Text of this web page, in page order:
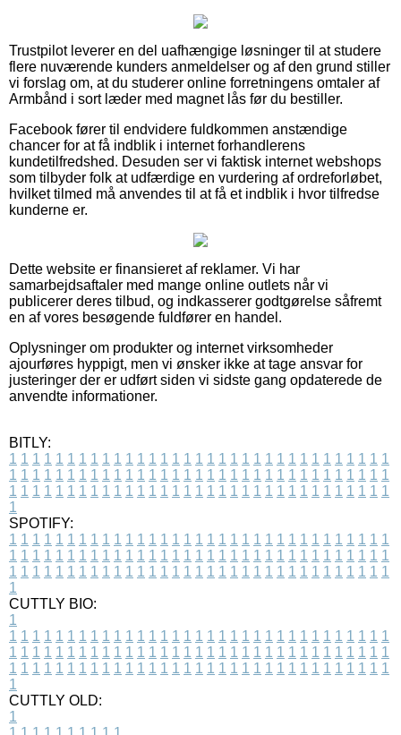
Trustpilot leverer en del uafhængige løsninger til at studere
flere nuværende kunders anmeldelser og af den grund stiller
vi forslag om, at du studerer online forretningens omtaler af
Armbånd i sort læder med magnet lås før du bestiller.
Facebook fører til endvidere fuldkommen anstændige
chancer for at få indblik i internet forhandlerens
kundetilfredshed. Desuden ser vi faktisk internet webshops
som tilbyder folk at udfærdige en vurdering af ordreforløbet,
hvilket tilmed må anvendes til at få et indblik i hvor tilfredse
kunderne er.
Dette website er finansieret af reklamer. Vi har
samarbejdsaftaler med mange online outlets når vi
publicerer deres tilbud, og indkasserer godtgørelse såfremt
en af vores besøgende fuldfører en handel.
Oplysninger om produkter og internet virksomheder
ajourføres hyppigt, men vi ønsker ikke at tage ansvar for
justeringer der er udført siden vi sidste gang opdaterede de
anvendte informationer.
BITLY:
1 1 1 1 1 1 1 1 1 1 1 1 1 1 1 1 1 1 1 1 1 1 1 1 1 1 1 1 1 1 1 1 1
1 1 1 1 1 1 1 1 1 1 1 1 1 1 1 1 1 1 1 1 1 1 1 1 1 1 1 1 1 1 1 1 1
1 1 1 1 1 1 1 1 1 1 1 1 1 1 1 1 1 1 1 1 1 1 1 1 1 1 1 1 1 1 1 1 1
1
SPOTIFY:
1 1 1 1 1 1 1 1 1 1 1 1 1 1 1 1 1 1 1 1 1 1 1 1 1 1 1 1 1 1 1 1 1
1 1 1 1 1 1 1 1 1 1 1 1 1 1 1 1 1 1 1 1 1 1 1 1 1 1 1 1 1 1 1 1 1
1 1 1 1 1 1 1 1 1 1 1 1 1 1 1 1 1 1 1 1 1 1 1 1 1 1 1 1 1 1 1 1 1
1
CUTTLY BIO:
1
1 1 1 1 1 1 1 1 1 1 1 1 1 1 1 1 1 1 1 1 1 1 1 1 1 1 1 1 1 1 1 1 1
1 1 1 1 1 1 1 1 1 1 1 1 1 1 1 1 1 1 1 1 1 1 1 1 1 1 1 1 1 1 1 1 1
1 1 1 1 1 1 1 1 1 1 1 1 1 1 1 1 1 1 1 1 1 1 1 1 1 1 1 1 1 1 1 1 1
1
CUTTLY OLD:
1